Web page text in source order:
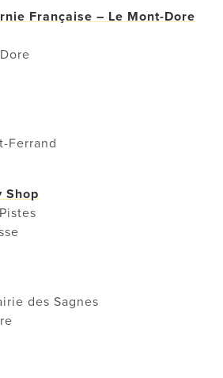
Française – Le Mont-Dore
Ferrand
Shop
des Sagnes